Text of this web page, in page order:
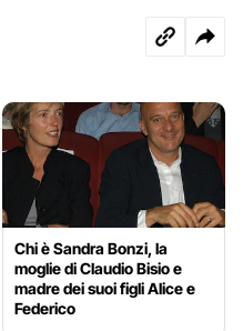
Chi è Sandra Bonzi, la
moglie di Claudio Bisio e
madre dei suoi figli Alice e
Federico